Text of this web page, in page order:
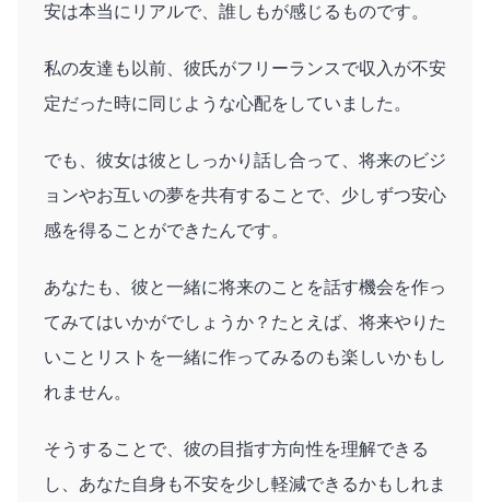
安は本当にリアルで、誰しもが感じるものです。
私の友達も以前、彼氏がフリーランスで収入が不安
定だった時に同じような心配をしていました。
でも、彼女は彼としっかり話し合って、将来のビジ
ョンやお互いの夢を共有することで、少しずつ安心
感を得ることができたんです。
あなたも、彼と一緒に将来のことを話す機会を作っ
てみてはいかがでしょうか？たとえば、将来やりた
いことリストを一緒に作ってみるのも楽しいかもし
れません。
そうすることで、彼の目指す方向性を理解できる
し、あなた自身も不安を少し軽減できるかもしれま